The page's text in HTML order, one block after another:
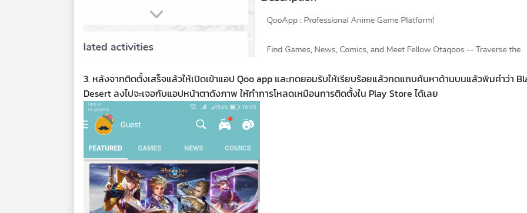
3. หลังจากติดตั้งเสร็จแล้วให้เปิดเข้าแอป Qoo app และกดยอมรับให้เรียบร้อยแล้วกดแถบค้นหาด้านบนแล้วพิมคำว่า
Desert ลงไปจะเจอกับแอปหน้าตาดังภาพ ให้ทำการโหลดเหมือนการติดตั้งใน Play Store ได้เลย